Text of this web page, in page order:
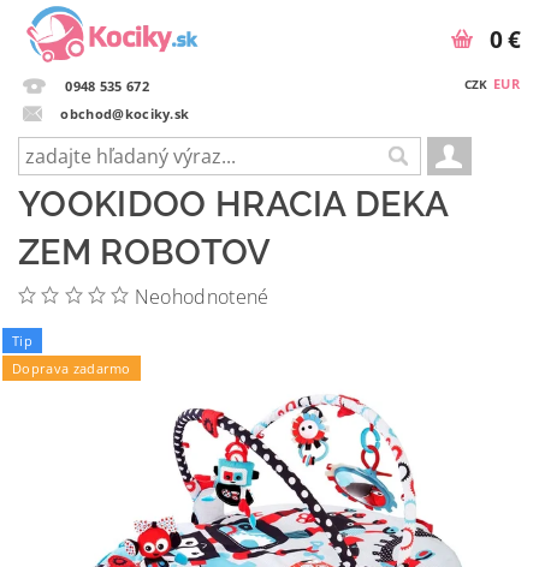
0948 535 672
obchod@kociky.sk
CZK EUR
0 €
YOOKIDOO HRACIA DEKA
ZEM ROBOTOV
Neohodnotené
Tip
Doprava zadarmo